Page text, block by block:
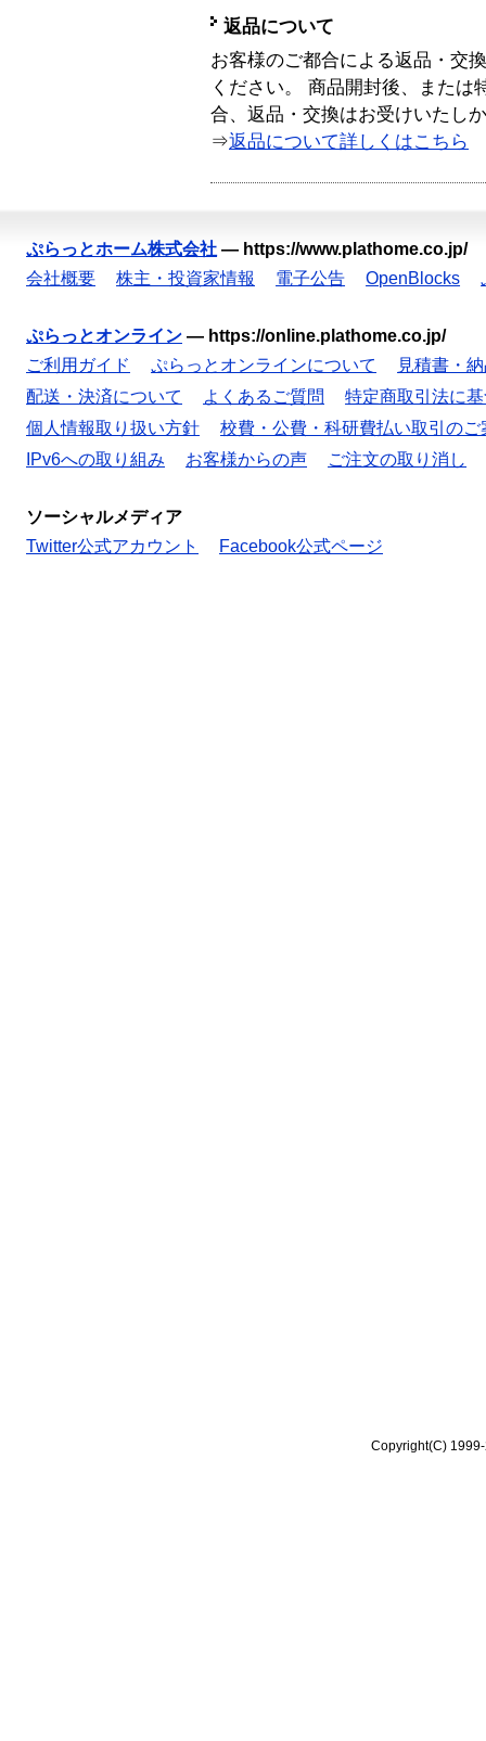
返品について
お客様のご都合による返品・交
ください。 商品開封後、または
合、返品・交換はお受けいたし
⇒返品について詳しくはこちら
ぷらっとホーム株式会社 — https://www.plathome.co.jp/
会社概要
株主・投資家情報 電子公告 OpenBlocks
ぷらっとオンライン — https://online.plathome.co.jp/
ご利用ガイド
ぷらっとオンラインについて
見積書・
配送・決済について
よくあるご質問
特定商取引法に
個人情報取り扱い方針
校費・公費・科研費払い取引のご
IPv6への取り組み
お客様からの声 ご注文の取り消し
ソーシャルメディア
Twitter公式アカウント
Facebook公式ページ
Copyright(C)